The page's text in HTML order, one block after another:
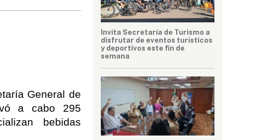
General de
a cabo 295
bebidas
Invita Secretaría de Turismo a
disfrutar de eventos turísticos
y deportivos este fin de
semana